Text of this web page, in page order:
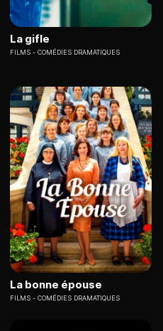
La gifle
FILMS COMÉDIES DRAMATIQUES
La bonne épouse
FILMS COMÉDIES DRAMATIQUES